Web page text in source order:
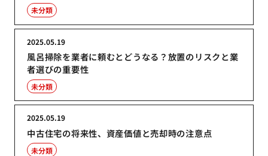
未分類
風呂掃除を業者に頼むとどうなる？放置のリスクと業
者選びの重要性
2025.05.19
未分類
中古住宅の将来性、資産価値と売却時の注意点
2025.05.19
未分類